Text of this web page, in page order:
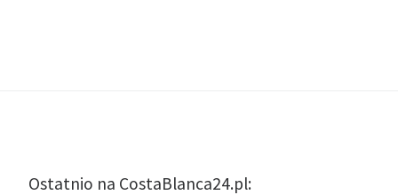
Ostatnio na CostaBlanca24.pl: